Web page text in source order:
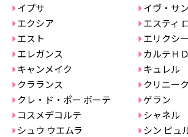
イプサ
イヴ・サ
エクシア
エスティ
エスト
エリクシ
エレガンス
カルテＨＤ
キャンメイク
キュレル
クラランス
クリニーク
クレ・ド・ポー ボーテ
ゲラン
コスメデコルテ
シャネル
シュウ ウエムラ
シン ピュ